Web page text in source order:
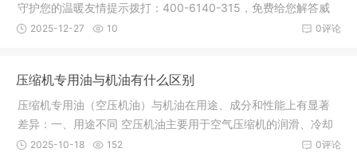
守护您的温暖友情提示拨打：400-6140-315，免费给您解答威
能壁挂炉故
0评论
2025-12-27 10
压缩机专用油与机油有什么区别
压缩机专用油（空压机油）与机油在用途、成分和性能上有显著
差异：一、用途不同 空压机油主要用于空气压缩机的润滑、冷却
和密封
0评论
2025-10-18 152